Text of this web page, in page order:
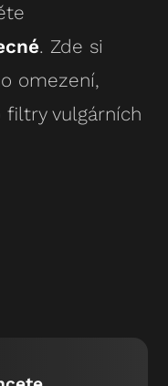
. Zde si
omezení,
vulgárních